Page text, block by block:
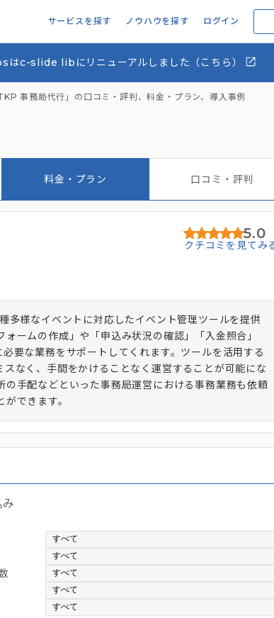
サービスを探す ノウハウを探す ログイン
はc-slide libにリニューアルしました（こちら）
TKP 事務局代行」の口コミ・評判、料金・プラン、導入事例
料金・プラン 口コミ・評判
5.0
クチコミを見てみ
様なイベントに対応したイベント管理ツールを提供
ームの作成」や「申込み状況の確認」「入金照合」
要な業務をサポートしてくれます。ツールを活用する
なく、手間をかけることなく運営することが可能にな
手配などといった事務局運営における事務業務も依頼
できます。